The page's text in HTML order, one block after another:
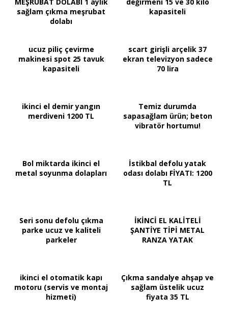
sağlam çıkma meşrubat
dolabı
kapasiteli
ucuz piliç çevirme
makinesi spot 25 tavuk
kapasiteli
scart girişli arçelik 37
ekran televizyon sadece
70 lira
ikinci el demir yangın
merdiveni 1200 TL
Temiz durumda
sapasağlam ürün; beton
vibratör hortumu!
Bol miktarda ikinci el
metal soyunma dolapları
İstikbal defolu yatak
odası dolabı FİYATI: 1200
TL
Seri sonu defolu çıkma
parke ucuz ve kaliteli
parkeler
İKİNCİ EL KALİTELİ
ŞANTİYE TİPİ METAL
RANZA YATAK
ikinci el otomatik kapı
motoru (servis ve montaj
hizmeti)
Çıkma sandalye ahşap ve
sağlam üstelik ucuz
fiyata 35 TL